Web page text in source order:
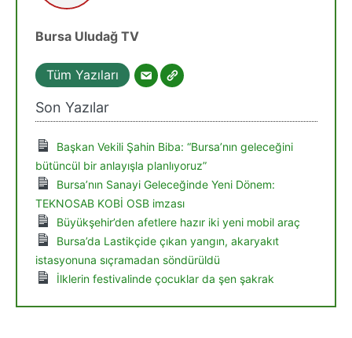
Bursa Uludağ TV
Tüm Yazıları
Son Yazılar
Başkan Vekili Şahin Biba: “Bursa’nın geleceğini
bütüncül bir anlayışla planlıyoruz”
Bursa’nın Sanayi Geleceğinde Yeni Dönem:
TEKNOSAB KOBİ OSB imzası
Büyükşehir’den afetlere hazır iki yeni mobil araç
Bursa’da Lastikçide çıkan yangın, akaryakıt
istasyonuna sıçramadan söndürüldü
İlklerin festivalinde çocuklar da şen şakrak